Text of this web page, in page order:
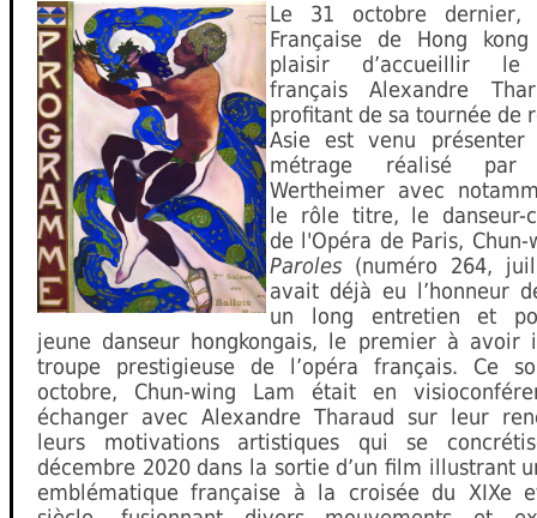
Le 31 octobre dernier,
Française de Hong
plaisir d’accueillir le
français Alexandre
profitant de sa tournée de
Asie est venu
métrage réalisé par
Wertheimer avec
le rôle titre, le danseur-
de l'Opéra de Paris, Chun-
Paroles (numéro 264,
avait déjà eu l’honneur
un long entretien et
jeune danseur hongkongais, le premier à avoir
troupe prestigieuse de l’opéra français. Ce
octobre, Chun-wing Lam était en
échanger avec Alexandre Tharaud sur leur
leurs motivations artistiques qui se
décembre 2020 dans la sortie d’un film illustrant
emblématique française à la croisée du XIXe